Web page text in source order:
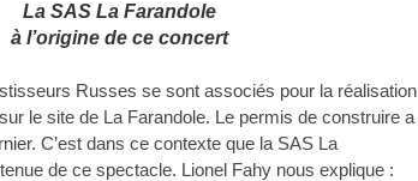
La SAS La Farandole
à l’origine de ce concert
Russes se sont associés pour la réalisation
le site de La Farandole. Le permis de construire a
C’est dans ce contexte que la SAS La
de ce spectacle. Lionel Fahy nous explique :